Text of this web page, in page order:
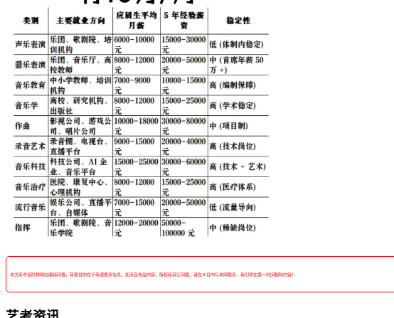
本文系中音阶梯网站编辑转载，转载目的在于传递更多信息。如涉及作品内容、版权和其它问题，请在30日内与本网联系，我们将在第一时间删除内容！